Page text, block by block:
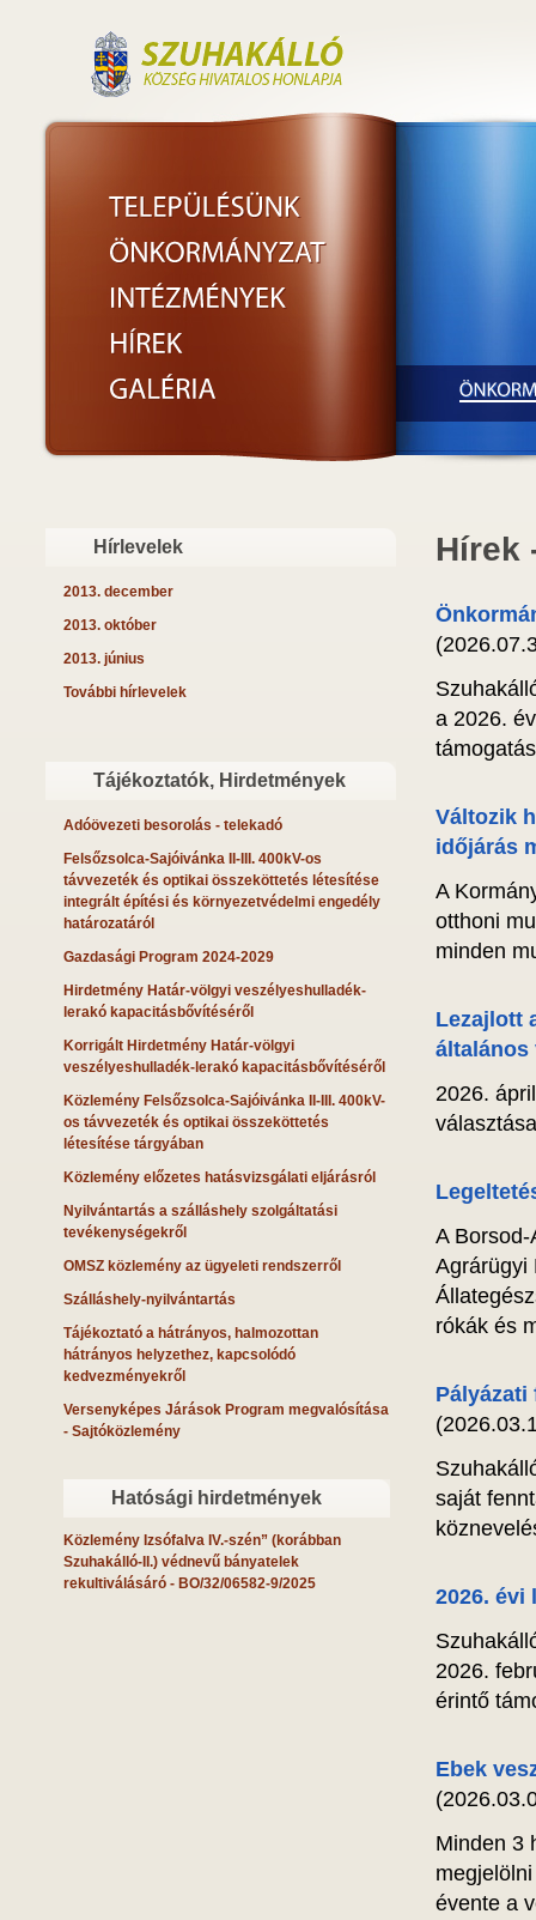
Hírlevelek
2013. december
2013. október
2013. június
További hírlevelek
Tájékoztatók, Hirdetmények
Adóövezeti besorolás - telekadó
Felsőzsolca-Sajóivánka II-III. 400kV-os
távvezeték és optikai összeköttetés létesítése
integrált építési és környezetvédelmi engedély
határozatáról
Gazdasági Program 2024-2029
Hirdetmény Határ-völgyi veszélyeshulladék-
lerakó kapacitásbővítéséről
Korrigált Hirdetmény Határ-völgyi
veszélyeshulladék-lerakó kapacitásbővítéséről
Közlemény Felsőzsolca-Sajóivánka II-III. 400kV-
os távvezeték és optikai összeköttetés
létesítése tárgyában
Közlemény előzetes hatásvizsgálati eljárásról
Nyilvántartás a szálláshely szolgáltatási
tevékenységekről
OMSZ közlemény az ügyeleti rendszerről
Szálláshely-nyilvántartás
Tájékoztató a hátrányos, halmozottan
hátrányos helyzethez, kapcsolódó
kedvezményekről
Versenyképes Járások Program megvalósítása
- Sajtóközlemény
Hatósági hirdetmények
Közlemény Izsófalva IV.-szén” (korábban
Szuhakálló-II.) védnevű bányatelek
rekultiválásáró - BO/32/06582-9/2025
Hírek
a 2026.
Változik
időjárás
A
otthoni
minden
Lezajlott
általános
2026.
A
Agrárügyi
rókák és
saját
2026. évi
2026.
érintő
Ebek
Minden 3
évente a